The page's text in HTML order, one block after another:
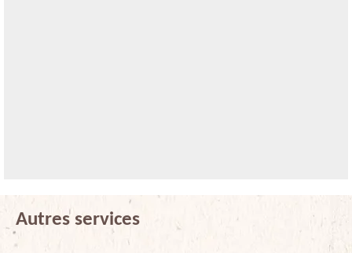
Autres services